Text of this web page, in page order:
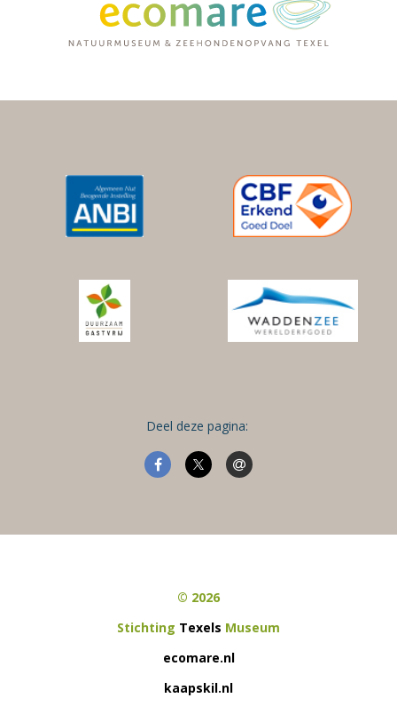
Deel deze pagina:
© 2026
Stichting Texels Museum
ecomare.nl
kaapskil.nl